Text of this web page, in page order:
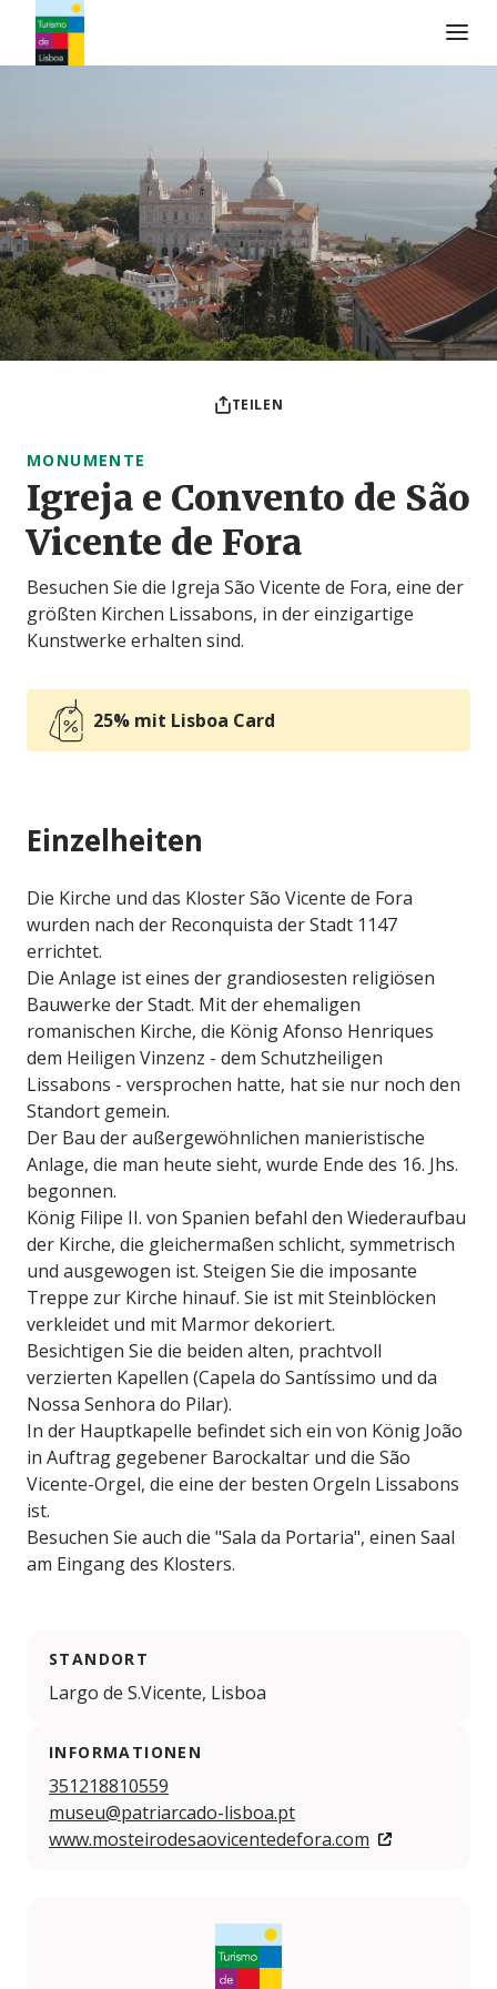
TEILEN
MONUMENTE
Igreja e Convento de São
Vicente de Fora
Besuchen Sie die Igreja São Vicente de Fora, eine der
größten Kirchen Lissabons, in der einzigartige
Kunstwerke erhalten sind.
25% mit Lisboa Card
Einzelheiten
Die Kirche und das Kloster São Vicente de Fora
wurden nach der Reconquista der Stadt 1147
errichtet.
Die Anlage ist eines der grandiosesten religiösen
Bauwerke der Stadt. Mit der ehemaligen
romanischen Kirche, die König Afonso Henriques
dem Heiligen Vinzenz - dem Schutzheiligen
Lissabons - versprochen hatte, hat sie nur noch den
Standort gemein.
Der Bau der außergewöhnlichen manieristische
Anlage, die man heute sieht, wurde Ende des 16. Jhs.
begonnen.
König Filipe II. von Spanien befahl den Wiederaufbau
der Kirche, die gleichermaßen schlicht, symmetrisch
und ausgewogen ist. Steigen Sie die imposante
Treppe zur Kirche hinauf. Sie ist mit Steinblöcken
verkleidet und mit Marmor dekoriert.
Besichtigen Sie die beiden alten, prachtvoll
verzierten Kapellen (Capela do Santíssimo und da
Nossa Senhora do Pilar).
In der Hauptkapelle befindet sich ein von König João
in Auftrag gegebener Barockaltar und die São
Vicente-Orgel, die eine der besten Orgeln Lissabons
ist.
Besuchen Sie auch die "Sala da Portaria", einen Saal
am Eingang des Klosters.
STANDORT
Largo de S.Vicente, Lisboa
INFORMATIONEN
351218810559
museu@patriarcado-lisboa.pt
www.mosteirodesaovicentedefora.com